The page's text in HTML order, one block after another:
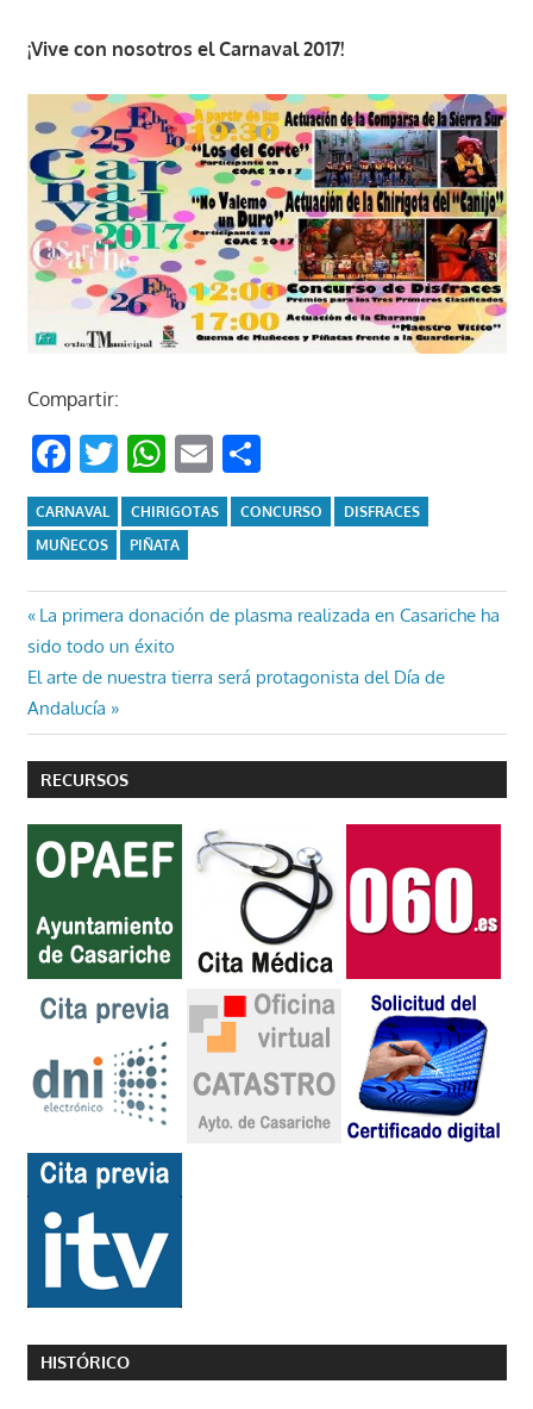
¡Vive con nosotros el Carnaval 2017!
Compartir:
Facebook
Twitter
WhatsApp
EmailCompartir
CARNAVAL CHIRIGOTAS CONCURSO
DISFRACES
MUÑECOS
PIÑATA
Navegación
de
entradas
Entrada
anterior:
La primera donación de plasma realizada en Casariche ha
sido todo un éxito
Entrada
siguiente:
El arte de nuestra tierra será protagonista del Día de
Andalucía
RECURSOS
HISTÓRICO